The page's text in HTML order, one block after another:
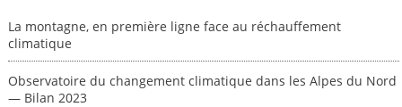
La montagne, en première ligne face au réchauffement
climatique
Observatoire du changement climatique dans les Alpes du Nord
— Bilan 2023